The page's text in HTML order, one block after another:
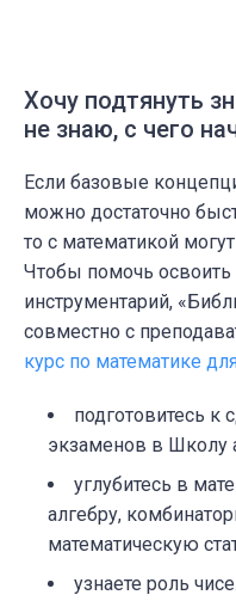
Хочу подтянуть
не знаю, с чего
Если базовые
можно достаточно
то с математикой
Чтобы помочь освоить
инструментарий,
совместно с
курс по математике
подготовитесь к
экзаменов в Школу
углубитесь в
алгебру,
математическую
узнаете роль